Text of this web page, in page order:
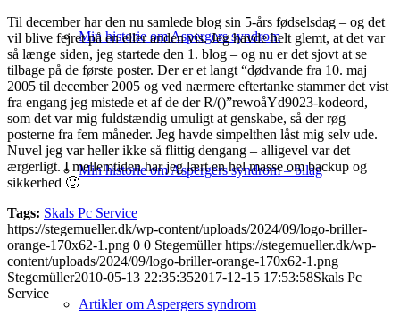
Min historie om Aspergers syndrom
Min historie om Aspergers syndrom – bilag
Artikler om Aspergers syndrom
Til december har den nu samlede blog sin 5-års fødselsdag – og det
vil blive fejret på en eller anden vis. Jeg havde helt glemt, at det var
så længe siden, jeg startede den 1. blog – og nu er det sjovt at se
tilbage på de første poster. Der er et langt “dødvande fra 10. maj
2005 til december 2005 og ved nærmere eftertanke stammer det vist
fra engang jeg mistede et af de der R/()”rewoåYd9023-kodeord,
som det var mig fuldstændig umuligt at genskabe, så der røg
posterne fra fem måneder. Jeg havde simpelthen låst mig selv ude.
Nuvel jeg var heller ikke så flittig dengang – alligevel var det
ærgerligt. I mellemtiden har jeg lært en hel masse om backup og
sikkerhed 🙂
Tags: Skals Pc Service
https://stegemueller.dk/wp-content/uploads/2024/09/logo-briller-
orange-170x62-1.png 0 0 Stegemüller https://stegemueller.dk/wp-
content/uploads/2024/09/logo-briller-orange-170x62-1.png
Stegemüller2010-05-13 22:35:352017-12-15 17:53:58Skals Pc
Service